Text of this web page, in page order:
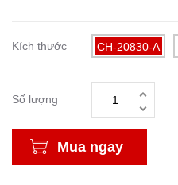
Kích thước CH-20830-A
Số lượng
Mua ngay